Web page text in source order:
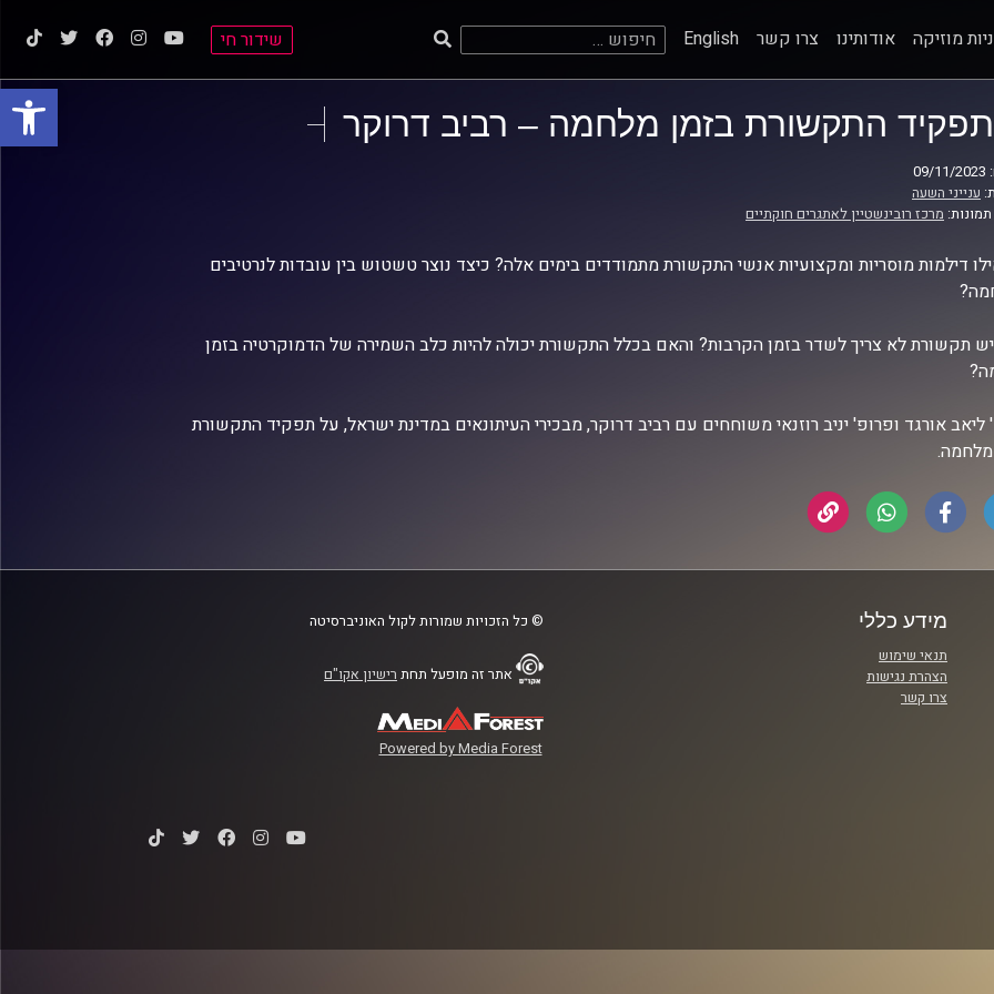
פתח
מוזיקה אודותינו צרו קשר English חיפוש: שידור חי
תפקיד התקשורת בזמן מלחמה – רביב דרוקר
ענייני השעה
מרכז רובינשטיין לאתגרים חוקתיים
דילמות מוסריות ומקצועיות אנשי התקשורת מתמודדים בימים אלה? כיצד נוצר טשטוש בין עובדות לנרטיבים
תקשורת לא צריך לשדר בזמן הקרבות? והאם בכלל התקשורת יכולה להיות כלב השמירה של הדמוקרטיה בזמן
ליאב אורגד ופרופ' יניב רוזנאי משוחחים עם רביב דרוקר, מבכירי העיתונאים במדינת ישראל, על תפקיד התקשורת
מלחמה.
מידע כללי
תנאי שימוש
הצהרת נגישות
צרו קשר
© כל הזכויות שמורות לקול האוניברסיטה
אתר זה מופעל תחת רישיון אקו"ם
Powered by Media Forest